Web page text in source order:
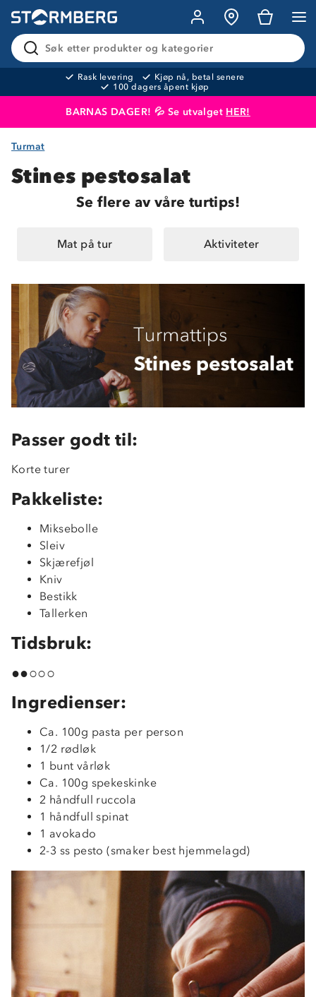
Søk etter produkter og kategorier
Rask levering
Kjøp nå, betal senere
100 dagers åpent kjøp
BARNAS DAGER! 💦 Se utvalget HER!
Turmat
Stines pestosalat
Se flere av våre turtips!
Mat på tur Aktiviteter
Passer godt til:
Korte turer
Pakkeliste:
Miksebolle
Sleiv
Skjærefjøl
Kniv
Bestikk
Tallerken
Tidsbruk:
●●○○○
Ingredienser:
Ca. 100g pasta per person
1/2 rødløk
1 bunt vårløk
Ca. 100g spekeskinke
2 håndfull ruccola
1 håndfull spinat
1 avokado
2-3 ss pesto (smaker best hjemmelagd)